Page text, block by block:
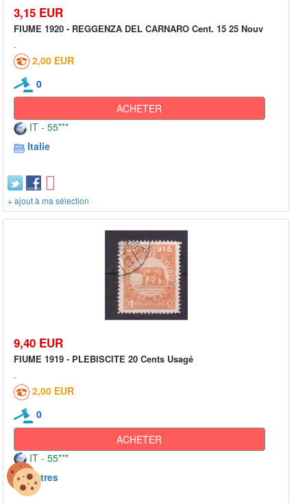
3,15 EUR
FIUME 1920 - REGGENZA DEL CARNARO Cent. 15 25 Nouv
2,00 EUR
0
ACHETER
IT - 55***
Italie
+ ajout à ma sélection
9,40 EUR
FIUME 1919 - PLEBISCITE 20 Cents Usagé
2,00 EUR
0
ACHETER
IT - 55***
Autres